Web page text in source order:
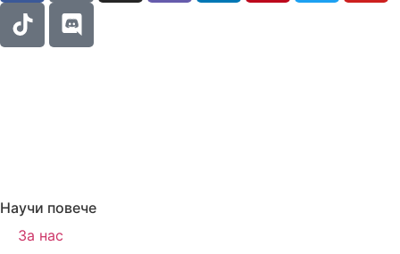
Научи повече
За нас